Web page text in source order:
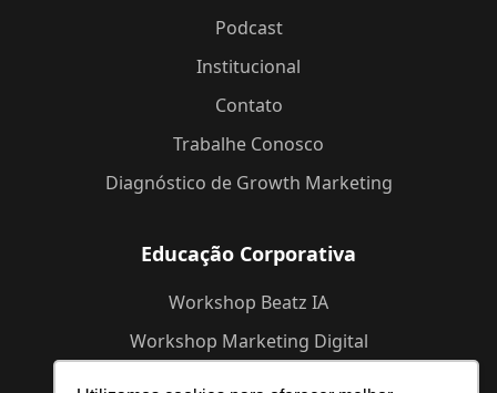
Podcast
Institucional
Contato
Trabalhe Conosco
Diagnóstico de Growth Marketing
Educação Corporativa
Workshop Beatz IA
Workshop Marketing Digital